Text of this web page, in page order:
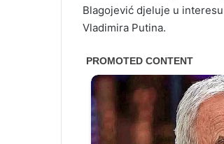
Blagojević djeluje u
Vladimira Putina.